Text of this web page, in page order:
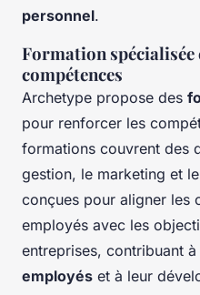
personnel.
Formation spécialisée
compétences
Archetype propose des
pour renforcer les
formations couvrent des
gestion, le marketing et
conçues pour aligner les
employés avec les
entreprises, contribuant à
employés et à leur